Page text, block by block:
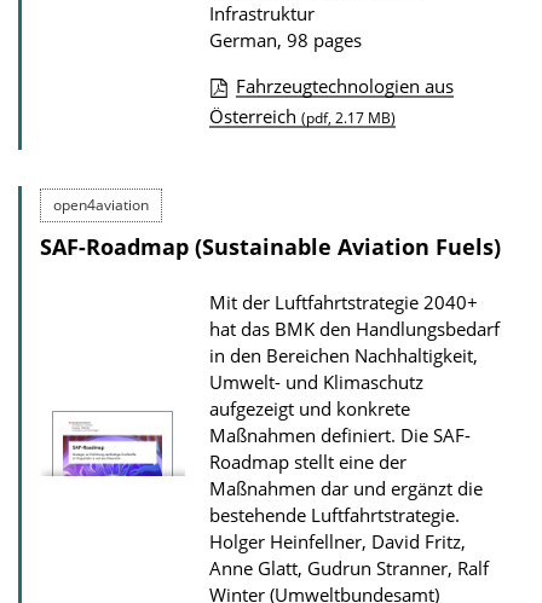
Infrastruktur
German, 98 pages
P
i
a
t
i
o
n
D
o
w
n
Fahrzeugtechnologien aus
Österreich (pdf, 2.17 MB)
open4aviation
SAF-Roadmap (Sustainable Aviation Fuels)
Mit der Luftfahrtstrategie 2040+
hat das BMK den Handlungsbedarf
in den Bereichen Nachhaltigkeit,
Umwelt- und Klimaschutz
aufgezeigt und konkrete
Maßnahmen defi­niert. Die SAF-
Roadmap stellt eine der
Maßnahmen dar und ergänzt die
beste­hende Luftfahrtstrategie.
Holger Heinfellner, David Fritz,
Anne Glatt, Gudrun Stranner, Ralf
Winter (Umweltbundesamt)